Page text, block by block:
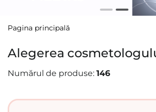
Pagina principală
Alegerea
Numărul de produse: 146